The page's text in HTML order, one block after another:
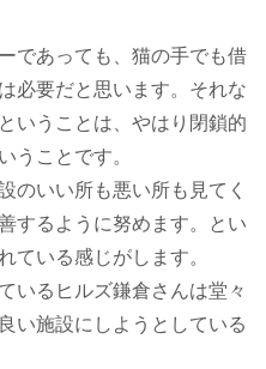
であっても、猫の手でも借
必要だと思います。それな
いうことは、やはり閉鎖的
うことです。
のいい所も悪い所も見てく
するように努めます。とい
ている感じがします。
いるヒルズ鎌倉さんは堂々
い施設にしようとしている